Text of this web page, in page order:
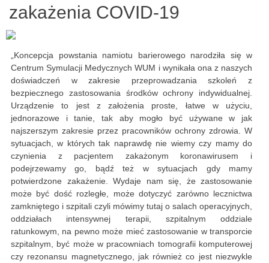
zakażenia COVID-19
„Koncepcja powstania namiotu barierowego narodziła się w
Centrum Symulacji Medycznych WUM i wynikała ona z naszych
doświadczeń w zakresie przeprowadzania szkoleń z
bezpiecznego zastosowania środków ochrony indywidualnej.
Urządzenie to jest z założenia proste, łatwe w użyciu,
jednorazowe i tanie, tak aby mogło być używane w jak
najszerszym zakresie przez pracowników ochrony zdrowia. W
sytuacjach, w których tak naprawdę nie wiemy czy mamy do
czynienia z pacjentem zakażonym koronawirusem i
podejrzewamy go, bądź też w sytuacjach gdy mamy
potwierdzone zakażenie. Wydaje nam się, że zastosowanie
może być dość rozległe, może dotyczyć zarówno lecznictwa
zamkniętego i szpitali czyli mówimy tutaj o salach operacyjnych,
oddziałach intensywnej terapii, szpitalnym oddziale
ratunkowym, na pewno może mieć zastosowanie w transporcie
szpitalnym, być może w pracowniach tomografii komputerowej
czy rezonansu magnetycznego, jak również co jest niezwykle